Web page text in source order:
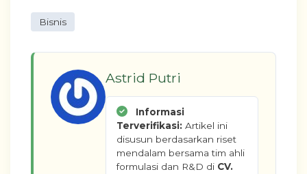
Bisnis
Astrid Putri
Informasi
Terverifikasi: Artikel ini
disusun berdasarkan riset
mendalam bersama tim ahli
formulasi dan R&D di CV.